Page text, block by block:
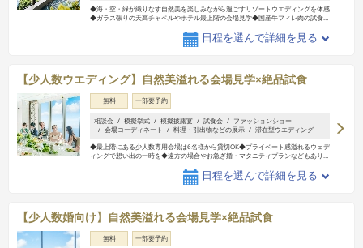
◆海・空・緑が織りなす自然美を楽しみながら過ごすリゾートウエディングを体感
◆ガラス張りの天高チャペルやホテル最上階の会場見学◆国産牛フィレ肉の試食…
日程を選んで詳細を見る
【少人数ウエディング】自然美溢れる会場見学×絶品試食
無料 一部要予約
相談会 模擬挙式 模擬披露宴 試食会
ファッションショー
会場コーディネート
料理・引出物などの展示 滞在型ウエディング
◆最上階にある少人数専用会場は6名様から貸切OK◆プライベート感溢れるウェデ
ィングで想い出の一時を◆遠方の場合やお急ぎ婚・マタニティプランなどもあり …
日程を選んで詳細を見る
【少人数婚向け】自然美溢れる会場見学×絶品試食
無料 一部要予約